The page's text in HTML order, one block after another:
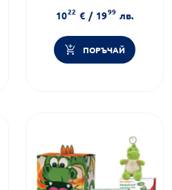
комплект
1022 € / 1999 лв.
ПОРЪЧАЙ